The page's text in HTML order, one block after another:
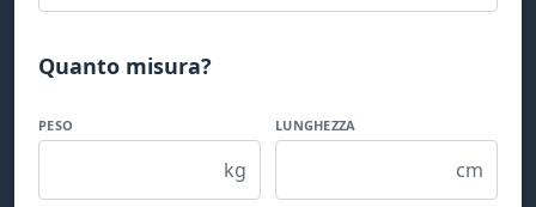
Quanto misura?
PESO
kg
LUNGHEZZA
cm